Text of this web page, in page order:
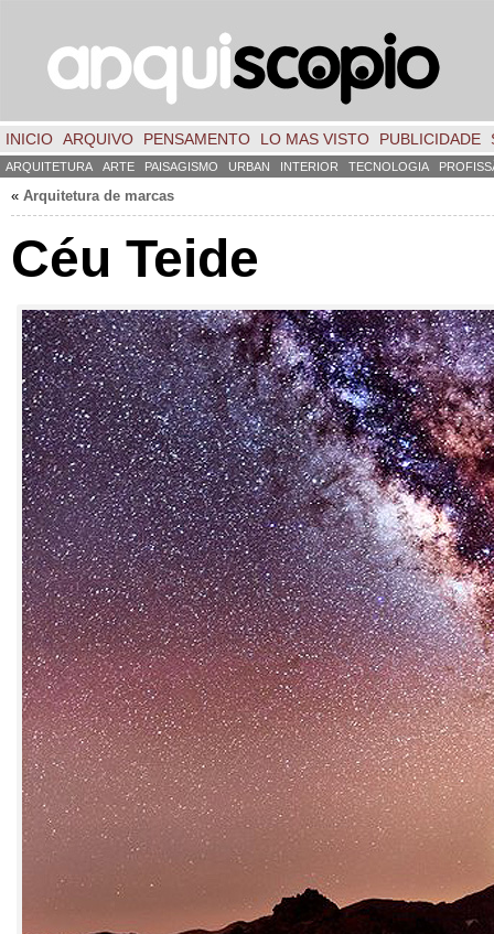
INICIO ARQUIVO PENSAMENTO LO MAS VISTO PUBLICIDADE
ARQUITETURA ARTE PAISAGISMO URBAN INTERIOR TECNOLOGIA
« Arquitetura de marcas
Céu Teide